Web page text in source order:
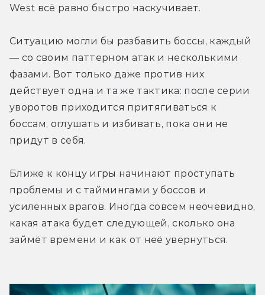
West всё равно быстро наскучивает.
Ситуацию могли бы разбавить боссы, каждый
— со своим паттерном атак и несколькими
фазами. Вот только даже против них
действует одна и та же тактика: после серии
уворотов приходится притягиваться к
боссам, оглушать и избивать, пока они не
придут в себя.
Ближе к концу игры начинают проступать
проблемы и с таймингами у боссов и
усиленных врагов. Иногда совсем неочевидно,
какая атака будет следующей, сколько она
займёт времени и как от неё увернуться.